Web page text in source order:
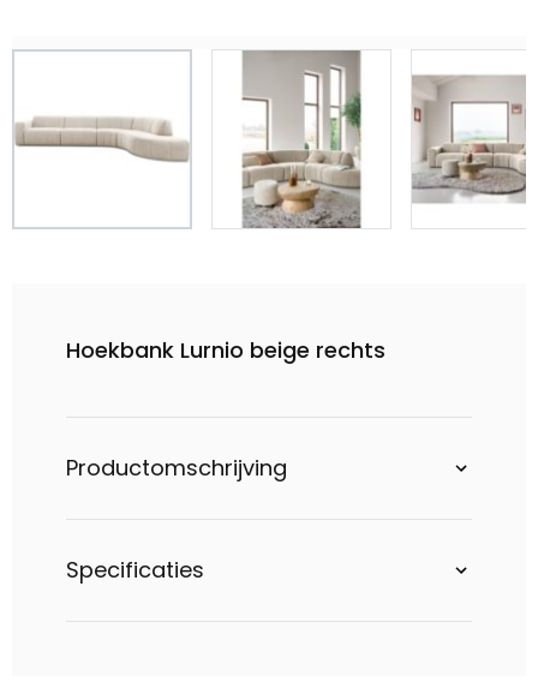
Hoekbank Lurnio beige rechts
Productomschrijving
Specificaties